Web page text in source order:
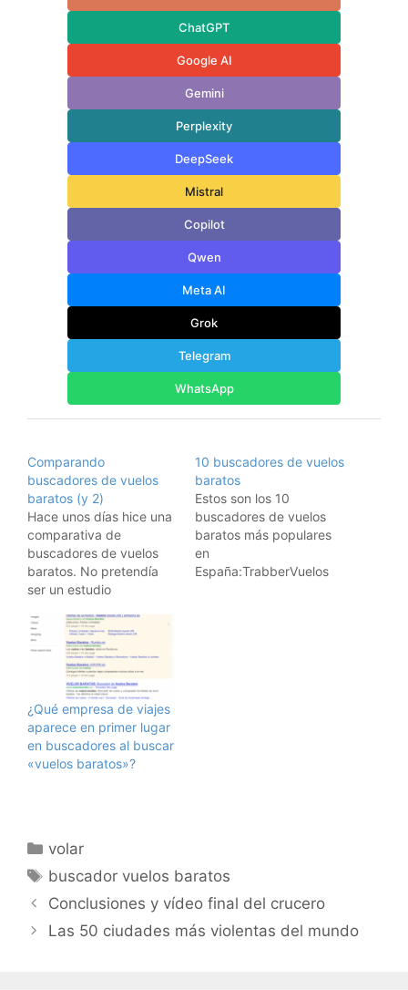
ChatGPT
Google AI
Gemini
Perplexity
DeepSeek
Mistral
Copilot
Qwen
Meta AI
Grok
Telegram
WhatsApp
Comparando
buscadores de vuelos
baratos (y 2)
Hace unos días hice una
comparativa de
buscadores de vuelos
baratos. No pretendía
ser un estudio
intentar ver cómo de
fácil es la comparación
entre buscadores de
vuelos en internet y
quién daba mejores
precios. Pues bien,
dándole vueltas, he
pensado que en vez de
buscar quién me…
10 buscadores de vuelos
baratos
Estos son los 10
buscadores de vuelos
baratos más populares
en
España:TrabberVuelos
¿Qué empresa de viajes
aparece en primer lugar
en buscadores al buscar
«vuelos baratos»?
Categorías
volar
Etiquetas
buscador vuelos baratos
Conclusiones y vídeo final del crucero
Las 50 ciudades más violentas del mundo